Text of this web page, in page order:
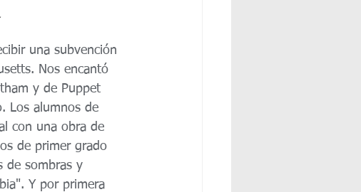
una subvención
Nos encantó
y de Puppet
Los alumnos de
con una obra de
de primer grado
de sombras y
Y por primera